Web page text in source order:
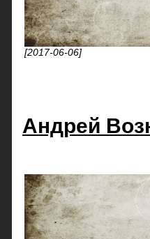
[2017-06-06]
Андрей